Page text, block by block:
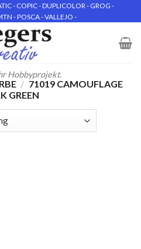
- COPIC - DUPLICOLOR - GROG -
- POSCA - VALLEJO -
Hobbyprojekt.
/ 71019 CAMOUFLAGE
GREEN